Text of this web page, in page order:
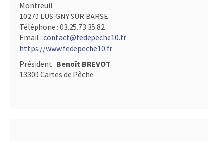
Montreuil
10270 LUSIGNY SUR BARSE
Téléphone : 03.25.73.35.82
Email : contact@fedepeche10.fr
https://www.fedepeche10.fr
Président : Benoît BREVOT
13300 Cartes de Pêche